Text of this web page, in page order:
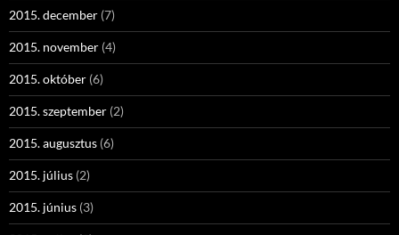
2015. december (7)
2015. november (4)
2015. október (6)
2015. szeptember (2)
2015. augusztus (6)
2015. július (2)
2015. június (3)